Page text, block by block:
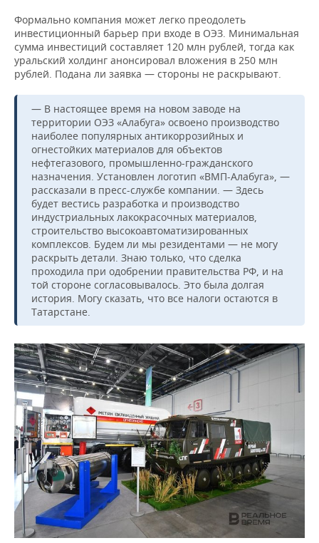
Формально компания может легко преодолеть
инвестиционный барьер при входе в ОЭЗ. Минимальная
сумма инвестиций составляет 120 млн рублей, тогда как
уральский холдинг анонсировал вложения в 250 млн
рублей. Подана ли заявка — стороны не раскрывают.
— В настоящее время на новом заводе на
территории ОЭЗ «Алабуга» освоено производство
наиболее популярных антикоррозийных и
огнестойких материалов для объектов
нефтегазового, промышленно-гражданского
назначения. Установлен логотип «ВМП-Алабуга», —
рассказали в пресс-службе компании. — Здесь
будет вестись разработка и производство
индустриальных лакокрасочных материалов,
строительство высокоавтоматизированных
комплексов. Будем ли мы резидентами — не могу
раскрыть детали. Знаю только, что сделка
проходила при одобрении правительства РФ, и на
той стороне согласовывалось. Это была долгая
история. Могу сказать, что все налоги остаются в
Татарстане.